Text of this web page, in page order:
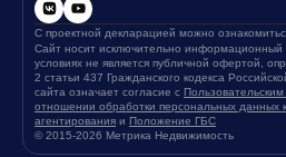
С проектной декларацией можно
Сайт носит исключительно информационный
условиях не является публичной офертой,
2 статьи 437 Гражданского кодекса
сайта означает согласие с
отношении обработки персональных данных
агентирования и Положение ГБС
© 2015-2026 Метрика Недвижимость